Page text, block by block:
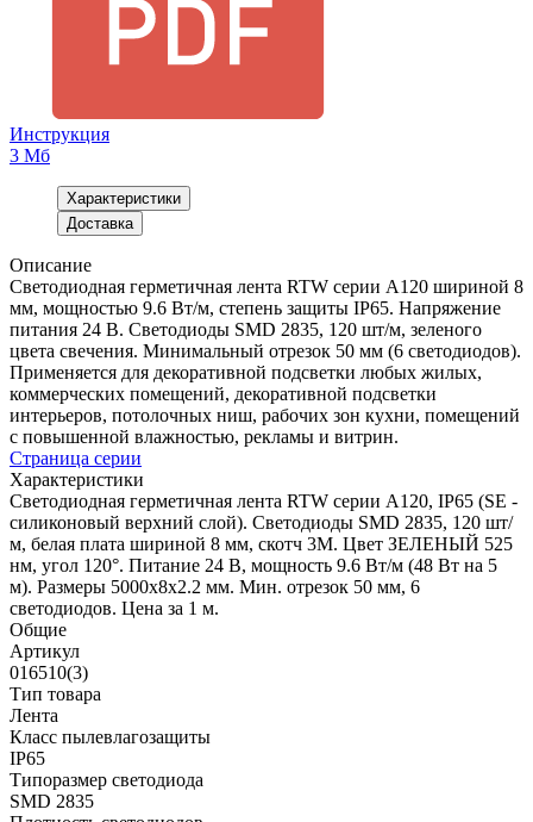
Инструкция
3 Мб
Характеристики
Доставка
Описание
Светодиодная герметичная лента RTW серии A120 шириной 8
мм, мощностью 9.6 Вт/м, степень защиты IP65. Напряжение
питания 24 В. Светодиоды SMD 2835, 120 шт/м, зеленого
цвета свечения. Минимальный отрезок 50 мм (6 светодиодов).
Применяется для декоративной подсветки любых жилых,
коммерческих помещений, декоративной подсветки
интерьеров, потолочных ниш, рабочих зон кухни, помещений
с повышенной влажностью, рекламы и витрин.
Страница серии
Характеристики
Светодиодная герметичная лента RTW серии A120, IP65 (SE -
силиконовый верхний слой). Светодиоды SMD 2835, 120 шт/
м, белая плата шириной 8 мм, скотч 3M. Цвет ЗЕЛЕНЫЙ 525
нм, угол 120°. Питание 24 В, мощность 9.6 Вт/м (48 Вт на 5
м). Размеры 5000x8x2.2 мм. Мин. отрезок 50 мм, 6
светодиодов. Цена за 1 м.
Общие
Артикул
016510(3)
Тип товара
Лента
Класс пылевлагозащиты
IP65
Типоразмер светодиода
SMD 2835